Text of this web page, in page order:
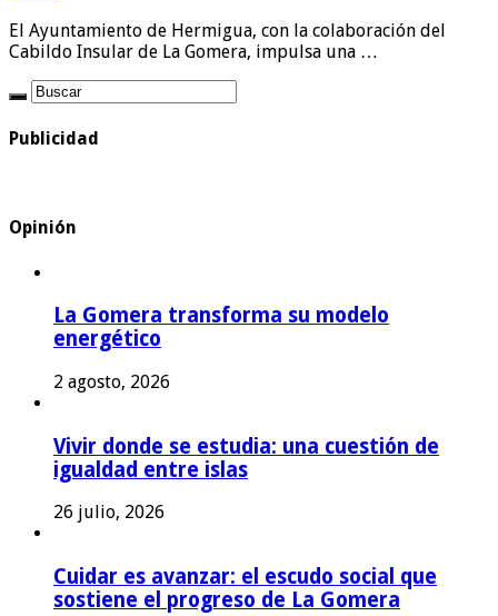
El Ayuntamiento de Hermigua, con la colaboración del
Cabildo Insular de La Gomera, impulsa una …
Publicidad
Opinión
La Gomera transforma su modelo
energético
2 agosto, 2026
Vivir donde se estudia: una cuestión de
igualdad entre islas
26 julio, 2026
Cuidar es avanzar: el escudo social que
sostiene el progreso de La Gomera